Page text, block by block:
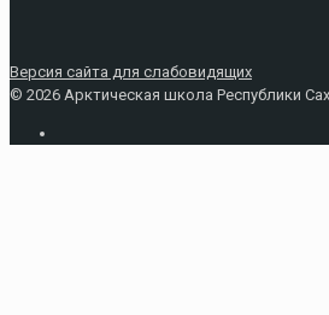
Версия сайта для слабовидящих
© 2026 Арктическая школа Республики